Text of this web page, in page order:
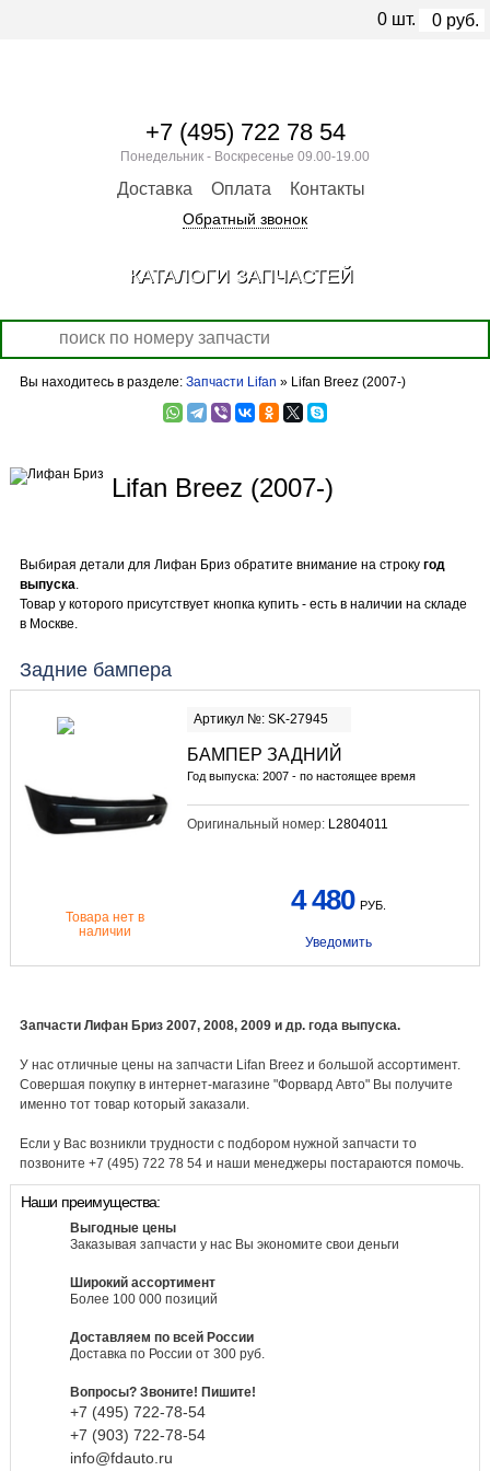
Вы находитесь в разделе: Запчасти Lifan » Lifan Breez (2007-)
Lifan Breez (2007-)
Выбирая детали для Лифан Бриз обратите внимание на строку год
выпуска.
Товар у которого присутствует кнопка купить - есть в наличии на складе
в Москве.
Задние бампера
Артикул №: SK-27945
БАМПЕР ЗАДНИЙ
Год выпуска: 2007 - по настоящее время
Оригинальный номер: L2804011
Товара нет в
наличии
4 480 РУБ.
Уведомить
Запчасти Лифан Бриз 2007, 2008, 2009 и др. года выпуска.
У нас отличные цены на запчасти Lifan Breez и большой ассортимент.
Совершая покупку в интернет-магазине "Форвард Авто" Вы получите
именно тот товар который заказали.
Если у Вас возникли трудности с подбором нужной запчасти то
позвоните +7 (495) 722 78 54 и наши менеджеры постараются помочь.
Наши преимущества:
Выгодные цены
Заказывая запчасти у нас Вы экономите свои деньги
Широкий ассортимент
Более 100 000 позиций
Доставляем по всей России
Доставка по России от 300 руб.
Вопросы? Звоните! Пишите!
+7 (495) 722-78-54
+7 (903) 722-78-54
info@fdauto.ru
+7 (495) 722 78 54
Понедельник - Воскресенье 09.00-19.00
Доставка Оплата Контакты
Обратный звонок
0 шт. 0 руб.
КАТАЛОГИ ЗАПЧАСТЕЙ